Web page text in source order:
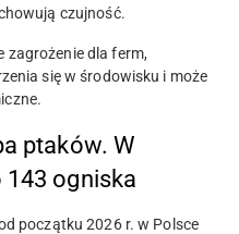
czujność.
zagrożenie dla ferm,
się w środowisku i może
ptaków. W
ogniska
początku 2026 r. w Polsce